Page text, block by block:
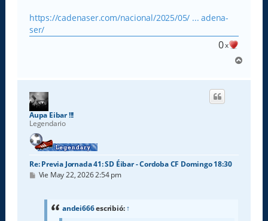
https://cadenaser.com/nacional/2025/05/ ... adena-
ser/
0x
r
Aupa Eibar !!!
Legendario
Re: Previa Jornada 41: SD Éibar - Cordoba CF Domingo 18:30
M
Vie May 22, 2026 2:54 pm
andei666escribió:↑